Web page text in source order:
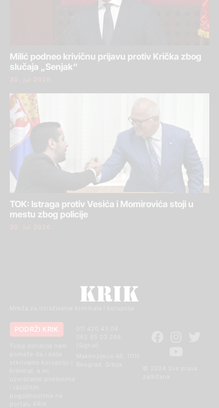
Milić podneo krivičnu prijavu protiv Krička zbog
slučaja „Senjak“
30. jul 2026.
TOK: Istraga protiv Vesića i Momirovića stoji u
mestu zbog policije
30. jul 2026.
Mreža za istraživanje kriminala i korupcije
© 2024 Sva prava
011 420 43 04
Makenzijeva 46, 11111
PODRŽI KRIK
otkrivamo korupciju i
kriminal, a mi
uzvraćamo poklonima
i različitim
pogodnostima na
portalu KRIK.